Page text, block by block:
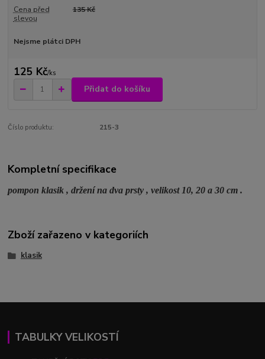
Cena před
slevou
135 Kč
Nejsme plátci DPH
125 Kč/ks
Přidat do košíku
Číslo produktu: 215-3
Kompletní specifikace
pompon klasik , držení na dva prsty , velikost 10, 20 a 30 cm .
Zboží zařazeno v kategoriích
klasik
TABULKY VELIKOSTÍ